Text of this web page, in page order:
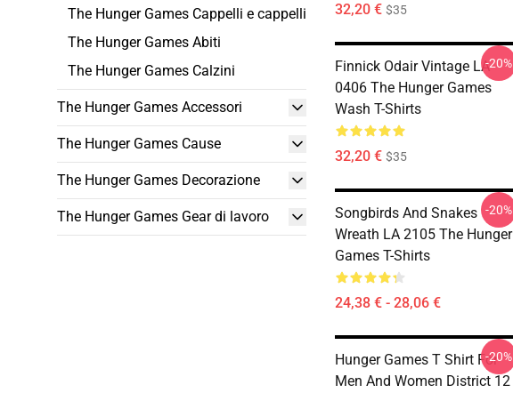
The Hunger Games Cappelli e cappelli
The Hunger Games Abiti
The Hunger Games Calzini
The Hunger Games Accessori
The Hunger Games Cause
The Hunger Games Decorazione
The Hunger Games Gear di lavoro
32,20 € $35
Finnick Odair Vintage LA
0406 The Hunger Games
Wash T-Shirts
32,20 € $35
-20%
Songbirds And Snakes
Wreath LA 2105 The Hunger
Games T-Shirts
24,38 € - 28,06 €
-20%
Hunger Games T Shirt For
Men And Women District 12
-20%